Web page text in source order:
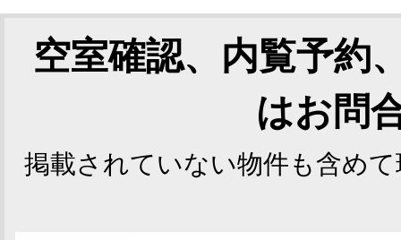
空室確認、内覧予約
はお問
掲載されていない物件も含め